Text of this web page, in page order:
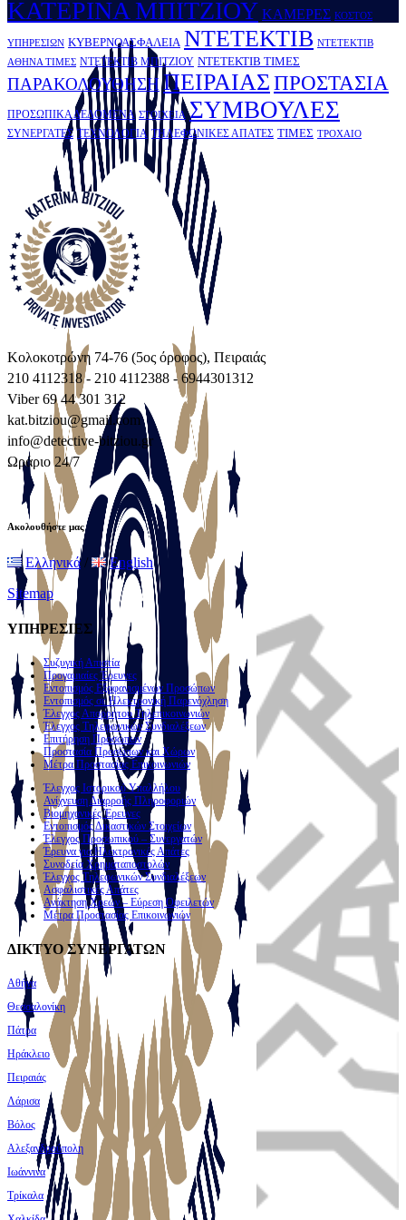
ΚATΕΡΙΝΑ ΜΠΙΤΖΙΟΥ ΚΑΜΕΡΕΣ ΚΟΣΤΟΣ
ΥΠΗΡΕΣΙΩΝ ΚΥΒΕΡΝΟΑΣΦΑΛΕΙΑ ΝΤΕΤΕΚΤΙΒ ΝΤΕΤΕΚΤΙΒ
ΑΘΗΝΑ ΤΙΜΕΣ ΝΤΕΤΕΚΤΙΒ ΜΠΙΤΖΙΟΥ ΝΤΕΤΕΚΤΙΒ ΤΙΜΕΣ
ΠΑΡΑΚΟΛΟΥΘΗΣΗ ΠΕΙΡΑΙΑΣΠΡΟΣΤΑΣΙΑ
ΠΡΟΣΩΠΙΚΑ ΔΕΔΟΜΕΝΑ ΣΤΟΙΧΕΙΑ ΣΥΜΒΟΥΛΕΣ
ΣΥΝΕΡΓΑΤΕΣ ΤΕΧΝΟΛΟΓΙΑ ΤΗΛΕΦΩΝΙΚΕΣ ΑΠΑΤΕΣ ΤΙΜΕΣ ΤΡΟΧΑΙΟ
Κολοκοτρώνη 74-76 (5ος όροφος), Πειραιάς
210 4112318 - 210 4112388 - 6944301312
Viber 69 44 301 312
kat.bitziou@gmail.com
info@detective-bitziou.gr
Ωράριο 24/7
Ακολουθήστε μας
Ελληνικά/
English
Sitemap
ΥΠΗΡΕΣΙΕΣ
Συζυγική Απιστία
Προγαμιαίες Έρευνες
Εντοπισμός Εξαφανισμένων Προσώπων
Εντοπισμός σε Ηλεκτρονική Παρενόχληση
Έλεγχος Απορρήτου Τηλεπικοινωνιών
Έλεγχος Τηλεφωνικών Συνδιαλέξεων
Επιτήρηση Προσώπων
Προστασία Προσώπων και Χώρων
Μέτρα Προστασίας Επικοινωνιών
Έλεγχος Ιστορικού Υπαλλήλου
Ανίχνευση Διαρροής Πληροφοριών
Βιομηχανικές Έρευνες
Εντοπισμός Δικαστικών Στοιχείων
Έλεγχος Προσωπικού – Συνεργατών
Έρευνα για Ηλεκτρονικές Απάτες
Συνοδεία Χρηματαποστολών
Έλεγχος Τηλεφωνικών Συνδιαλέξεων
Ασφαλιστικές Απάτες
Ανάκτηση Χρεών – Εύρεση Οφειλετών
Μέτρα Προστασίας Επικοινωνιών
ΔΙΚΤΥΟ ΣΥΝΕΡΓΑΤΩΝ
Αθήνα
Θεσσαλονίκη
Πάτρα
Ηράκλειο
Πειραιάς
Λάρισα
Βόλος
Αλεξανδρούπολη
Ιωάννινα
Τρίκαλα